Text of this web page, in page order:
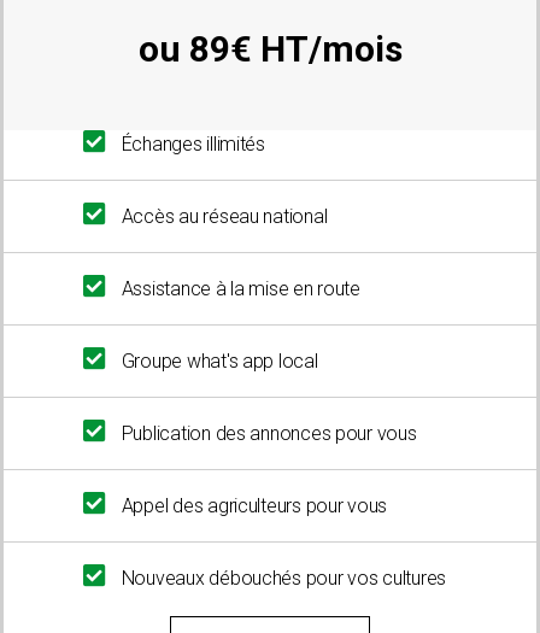
ou 89€ HT/mois
Échanges illimités
Accès au réseau national
Assistance à la mise en route
Groupe what's app local
Publication des annonces pour vous
Appel des agriculteurs pour vous
Nouveaux débouchés pour vos cultures